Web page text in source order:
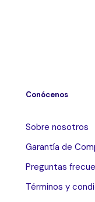
Conócenos
Sobre nosotros
Garantía de
Preguntas
Términos y